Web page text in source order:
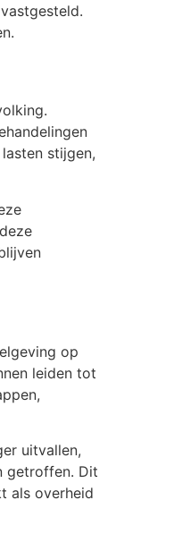
stijgen,
op
leiden tot
uitvallen,
getroffen. Dit
als overheid